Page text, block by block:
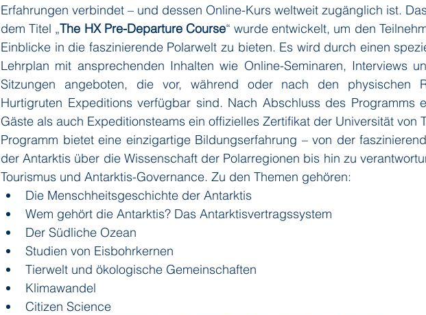
Erfahrungen verbindet – und dessen Online-Kurs weltweit zugänglich ist.
dem Titel „The HX Pre-Departure Course“ wurde entwickelt, um den
Einblicke in die faszinierende Polarwelt zu bieten. Es wird durch einen
Lehrplan mit ansprechenden Inhalten wie Online-Seminaren, Interviews
Sitzungen angeboten, die vor, während oder nach den physischen
Hurtigruten Expeditions verfügbar sind. Nach Abschluss des Programms
Gäste als auch Expeditionsteams ein offizielles Zertifikat der Universität von
Programm bietet eine einzigartige Bildungserfahrung – von der
der Antarktis über die Wissenschaft der Polarregionen bis hin zu
Tourismus und Antarktis-Governance. Zu den Themen gehören:
Die Menschheitsgeschichte der Antarktis
Wem gehört die Antarktis? Das Antarktisvertragssystem
Der Südliche Ozean
Studien von Eisbohrkernen
Tierwelt und ökologische Gemeinschaften
Klimawandel
Citizen Science